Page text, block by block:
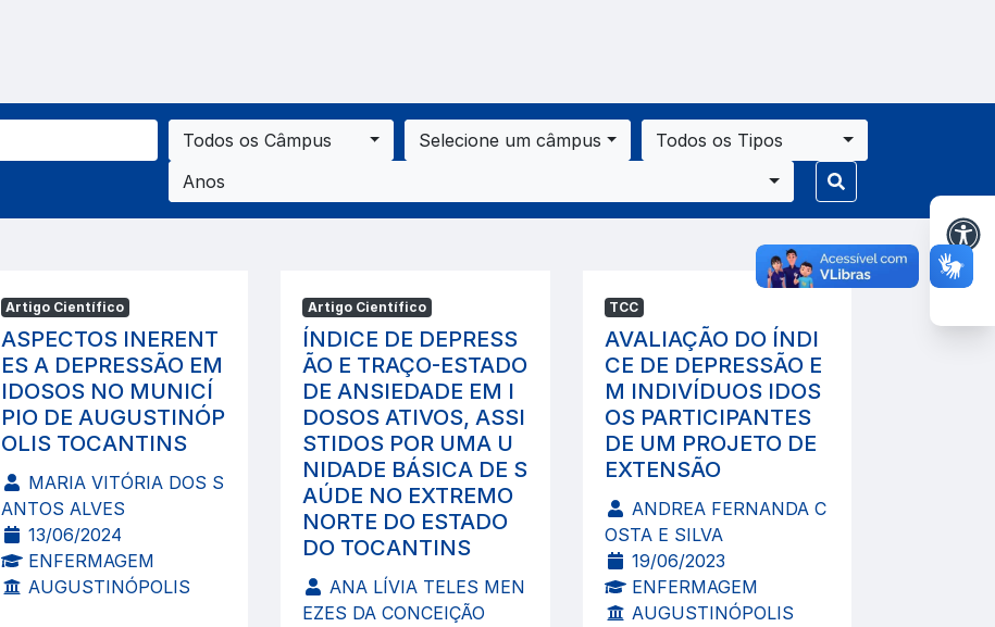
Todos os Câmpus Selecione um câmpus
Todos os Tipos
Anos
Artigo Científico
ASPECTOS INERENT
ES A DEPRESSÃO EM
IDOSOS NO MUNICÍ
PIO DE AUGUSTINÓP
OLIS TOCANTINS
MARIA VITÓRIA DOS S
ANTOS ALVES
13/06/2024
ENFERMAGEM
AUGUSTINÓPOLIS
Artigo Científico
ÍNDICE DE DEPRESS
ÃO E TRAÇO-ESTADO
DE ANSIEDADE EM I
DOSOS ATIVOS, ASSI
STIDOS POR UMA U
NIDADE BÁSICA DE S
AÚDE NO EXTREMO
NORTE DO ESTADO
DO TOCANTINS
ANA LÍVIA TELES MEN
EZES DA CONCEIÇÃO
TCC
AVALIAÇÃO DO ÍNDI
CE DE DEPRESSÃO E
M INDIVÍDUOS IDOS
OS PARTICIPANTES
DE UM PROJETO DE
EXTENSÃO
ANDREA FERNANDA C
OSTA E SILVA
19/06/2023
ENFERMAGEM
AUGUSTINÓPOLIS